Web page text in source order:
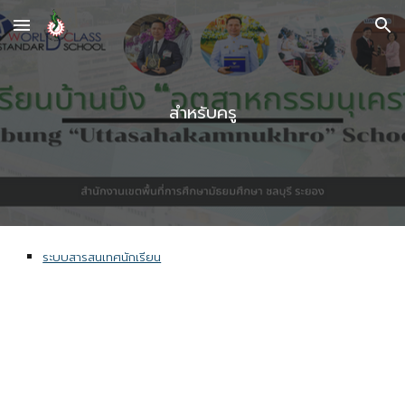
Skip to main content Skip to navigation
สำหรับครู
ระบบสารสนเทศนักเรียน